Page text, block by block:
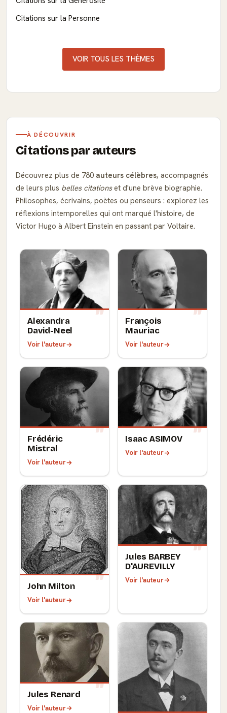
Citations sur la Personne
VOIR TOUS LES THÈMES
À DÉCOUVRIR
Citations par auteurs
Découvrez plus de 780 auteurs célèbres, accompagnés
de leurs plus belles citationset d'une brève biographie.
Philosophes, écrivains, poètes ou penseurs : explorez les
réflexions intemporelles qui ont marqué l'histoire, de
Victor Hugo à Albert Einstein en passant par Voltaire.
Alexandra
David-Neel
Voir l'auteur
François
Mauriac
Voir l'auteur
Frédéric
Mistral
Voir l'auteur
Isaac ASIMOV
Voir l'auteur
John Milton
Voir l'auteur
Jules BARBEY
D'AUREVILLY
Voir l'auteur
Jules Renard
Voir l'auteur